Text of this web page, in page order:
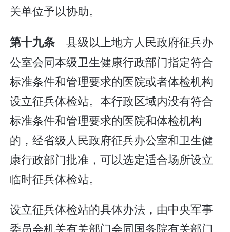
关单位予以协助。
第十九条 县级以上地方人民政府征兵办
公室会同本级卫生健康行政部门指定符合
标准条件和管理要求的医院或者体检机构
设立征兵体检站。本行政区域内没有符合
标准条件和管理要求的医院和体检机构
的，经省级人民政府征兵办公室和卫生健
康行政部门批准，可以选定适合场所设立
临时征兵体检站。
设立征兵体检站的具体办法，由中央军事
委员会机关有关部门会同国务院有关部门